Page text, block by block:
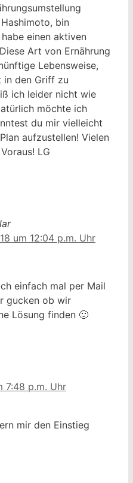
bin
einen aktiven
Art von Ernährung
Lebensweise,
in den Griff zu
ich leider nicht wie
möchte ich
du mir vielleicht
aufzustellen! Vielen
LG
um 12:04 p.m. Uhr
einfach mal per Mail
gucken ob wir
Lösung finden 🙂
7:48 p.m. Uhr
mir den Einstieg